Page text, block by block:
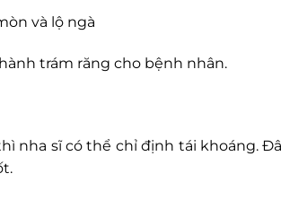
và lộ ngà
trám răng cho bệnh nhân.
nha sĩ có thể chỉ định tái khoáng.